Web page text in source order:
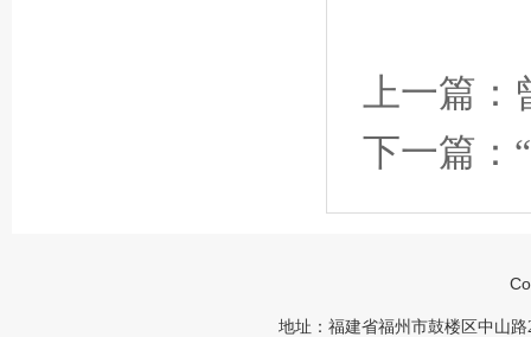
上一篇：
下一篇：
地址：福建省福州市鼓楼区中山